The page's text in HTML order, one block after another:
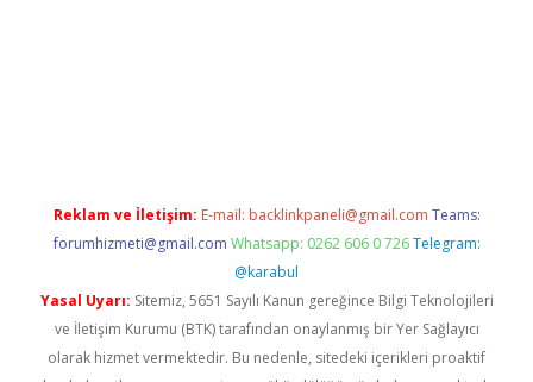
Reklam ve İletişim: E-mail: backlinkpaneli@gmail.com Teams:
forumhizmeti@gmail.com Whatsapp: 0262 606 0 726 Telegram:
@karabul
Yasal Uyarı: Sitemiz, 5651 Sayılı Kanun gereğince Bilgi Teknolojileri
ve İletişim Kurumu (BTK) tarafından onaylanmış bir Yer Sağlayıcı
olarak hizmet vermektedir. Bu nedenle, sitedeki içerikleri proaktif